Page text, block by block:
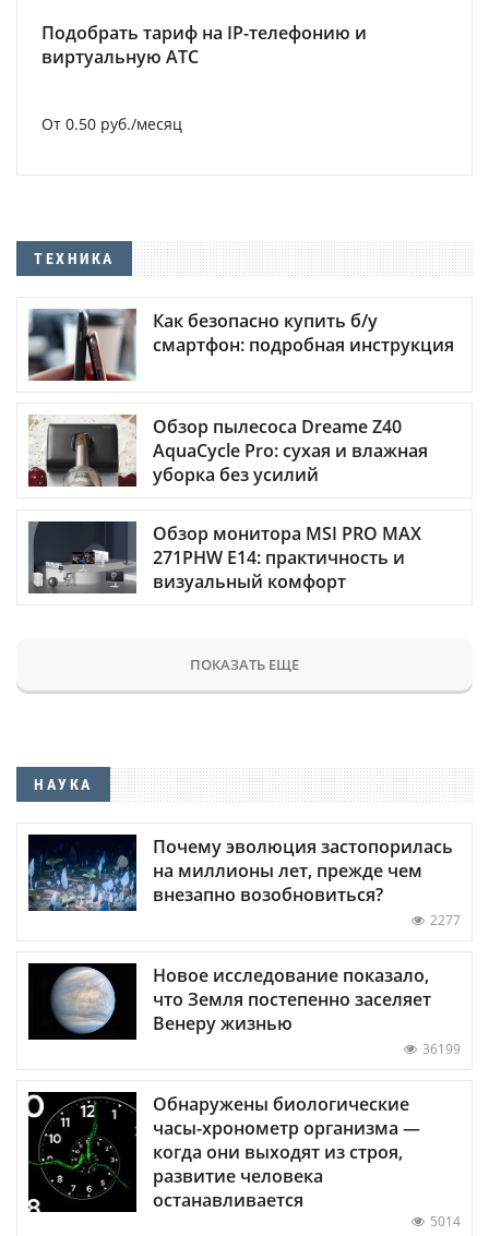
Подобрать тариф на IP-телефонию и
виртуальную АТС
От 0.50 руб./месяц
ТЕХНИКА
Как безопасно купить б/у
смартфон: подробная инструкция
Обзор пылесоса Dreame Z40
AquaCycle Pro: сухая и влажная
уборка без усилий
Обзор монитора MSI PRO MAX
271PHW E14: практичность и
визуальный комфорт
ПОКАЗАТЬ ЕЩЕ
НАУКА
Почему эволюция застопорилась
на миллионы лет, прежде чем
внезапно возобновиться?
2277
Новое исследование показало,
что Земля постепенно заселяет
Венеру жизнью
36199
Обнаружены биологические
часы-хронометр организма —
когда они выходят из строя,
развитие человека
останавливается
5014